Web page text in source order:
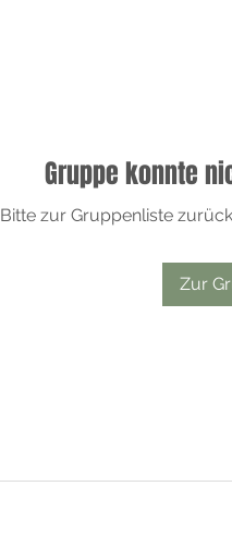
Gruppe konnte
Bitte zur Gruppenliste
Zur